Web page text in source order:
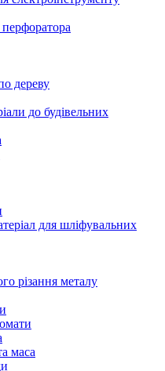
дереву
до будівельних
для шліфувальних
різання металу
маса